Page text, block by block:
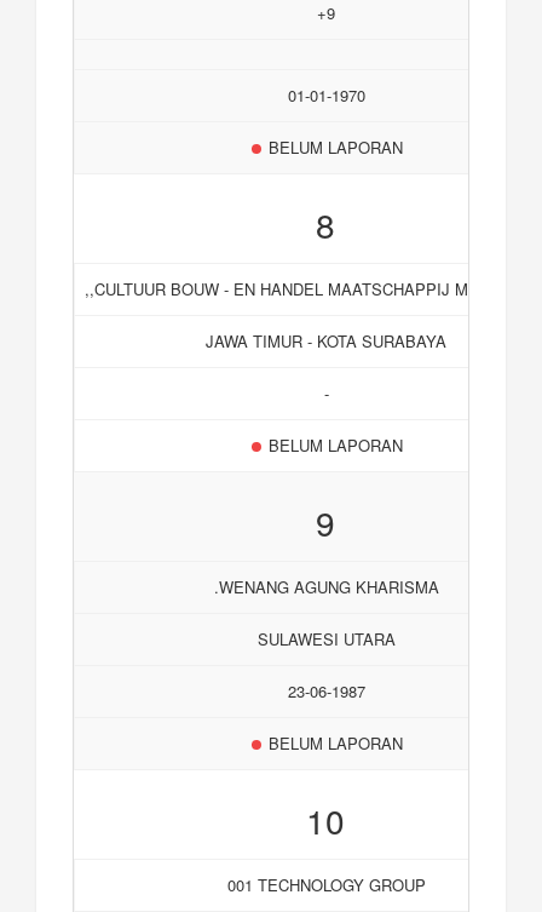
+9
01-01-1970
BELUM LAPORAN
8
,,CULTUUR BOUW - EN HANDEL MAATSCHAPPIJ MARIANNI
JAWA TIMUR - KOTA SURABAYA
-
BELUM LAPORAN
9
.WENANG AGUNG KHARISMA
SULAWESI UTARA
23-06-1987
BELUM LAPORAN
10
001 TECHNOLOGY GROUP